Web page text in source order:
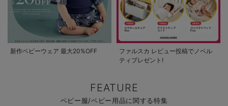
新作ベビーウェア 最大20%OFF
ファルスカ レビュー投稿でノベル
ティプレゼント!
FEATURE
ベビー服/ベビー用品に関する特集